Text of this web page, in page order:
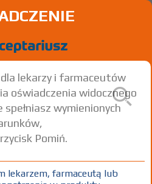
lekarzy i farmaceutów
oświadczenia widocznego
wymienionych
Pomiń.
lekarzem, farmaceutą lub